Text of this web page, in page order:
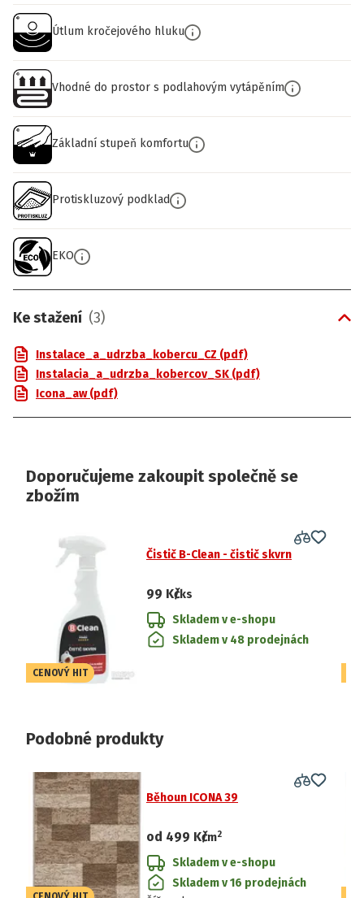
Útlum kročejového hluku
Vhodné do prostor s podlahovým vytápěním
Základní stupeň komfortu
Protiskluzový podklad
EKO
Ke stažení (3)
Instalace_a_udrzba_kobercu_CZ (pdf)
Instalacia_a_udrzba_kobercov_SK (pdf)
Icona_aw (pdf)
Doporučujeme zakoupit společně se
zbožím
CENOVÝ HIT
Čistič B-Clean - čistič skvrn
99 Kč/ks
Skladem v e-shopu
Skladem v 48 prodejnách
Podobné produkty
Běhoun ICONA 39
od 499 Kč
/m2
Skladem v e-shopu
Skladem v 16 prodejnách